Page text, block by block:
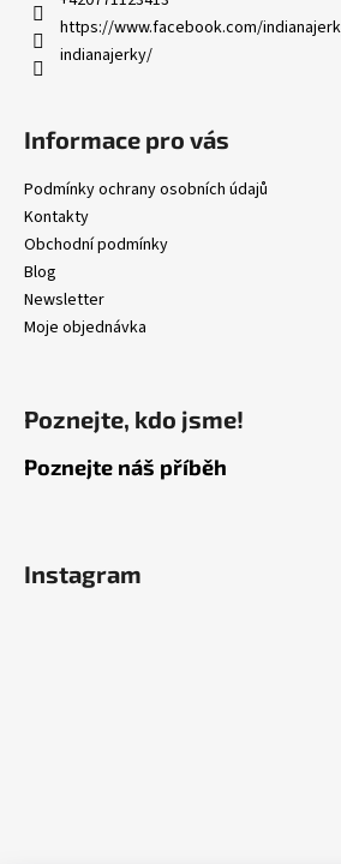
https://www.facebook.com/
indianajerky/
Informace pro vás
Podmínky ochrany osobních údajů
Kontakty
Obchodní podmínky
Blog
Newsletter
Moje objednávka
Poznejte, kdo jsme!
Poznejte náš příběh
Instagram